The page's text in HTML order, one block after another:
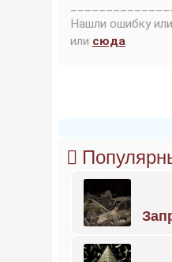
Нашли ошибку
или сюда.